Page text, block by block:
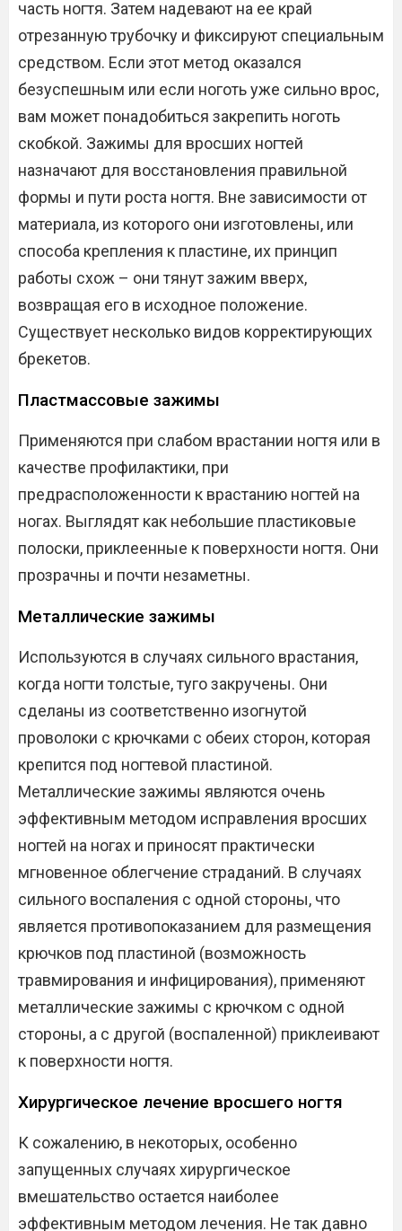
часть ногтя. Затем надевают на ее край
отрезанную трубочку и фиксируют специальным
средством. Если этот метод оказался
безуспешным или если ноготь уже сильно врос,
вам может понадобиться закрепить ноготь
скобкой. Зажимы для вросших ногтей
назначают для восстановления правильной
формы и пути роста ногтя. Вне зависимости от
материала, из которого они изготовлены, или
способа крепления к пластине, их принцип
работы схож – они тянут зажим вверх,
возвращая его в исходное положение.
Существует несколько видов корректирующих
брекетов.
Пластмассовые зажимы
Применяются при слабом врастании ногтя или в
качестве профилактики, при
предрасположенности к врастанию ногтей на
ногах. Выглядят как небольшие пластиковые
полоски, приклеенные к поверхности ногтя. Они
прозрачны и почти незаметны.
Металлические зажимы
Используются в случаях сильного врастания,
когда ногти толстые, туго закручены. Они
сделаны из соответственно изогнутой
проволоки с крючками с обеих сторон, которая
крепится под ногтевой пластиной.
Металлические зажимы являются очень
эффективным методом исправления вросших
ногтей на ногах и приносят практически
мгновенное облегчение страданий. В случаях
сильного воспаления с одной стороны, что
является противопоказанием для размещения
крючков под пластиной (возможность
травмирования и инфицирования), применяют
металлические зажимы с крючком с одной
стороны, а с другой (воспаленной) приклеивают
к поверхности ногтя.
Хирургическое лечение вросшего ногтя
К сожалению, в некоторых, особенно
запущенных случаях хирургическое
вмешательство остается наиболее
эффективным методом лечения. Не так давно